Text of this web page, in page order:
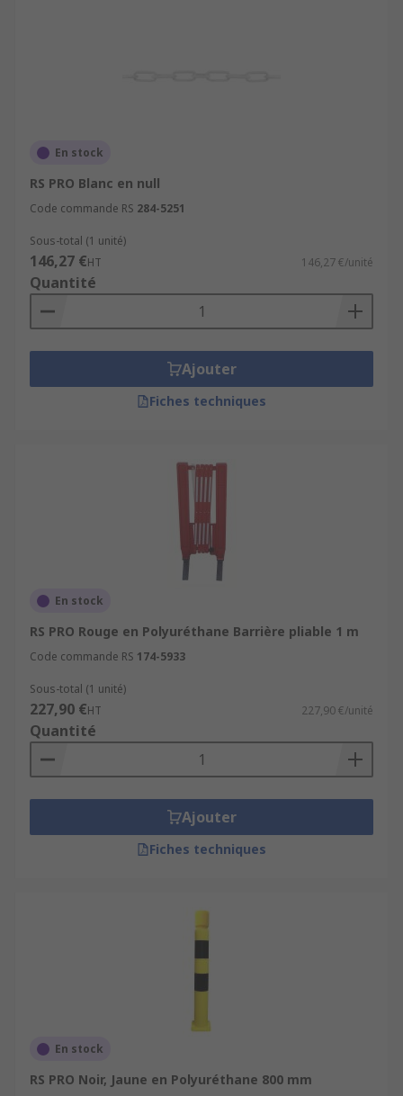
En stock
RS PRO Blanc en null
Code commande RS 284-5251
Sous-total (1 unité)
146,27 €HT 146,27 €/unité
Quantité
Ajouter
Fiches techniques
En stock
RS PRO Rouge en Polyuréthane Barrière pliable 1 m
Code commande RS 174-5933
Sous-total (1 unité)
227,90 €HT 227,90 €/unité
Quantité
Ajouter
Fiches techniques
En stock
RS PRO Noir, Jaune en Polyuréthane 800 mm